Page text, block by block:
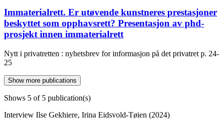
Immaterialrett. Er utøvende kunstneres prestasjoner
beskyttet som opphavsrett? Presentasjon av phd-
prosjekt innen immaterialrett
Nytt i privatretten : nyhetsbrev for informasjon på det privatret p. 24-
25
Show more publications
Shows 5 of 5 publication(s)
Interview Ilse Gekhiere, Irina Eidsvold-Tøien (2024)